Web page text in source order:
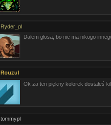
Ryder_pl
Dałem głosa, bo nie ma nikogo
Rouzul
Ok za ten piękny kolorek dostałeś
tommypl